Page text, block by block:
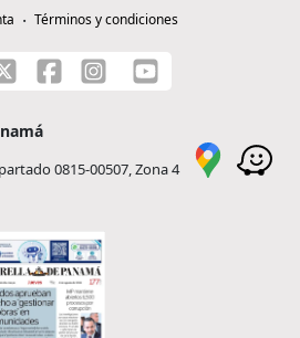
Términos y condiciones
0815-00507, Zona 4